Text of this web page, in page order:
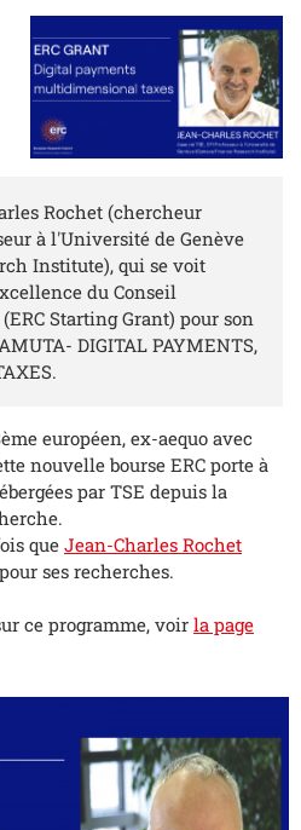
Rochet (chercheur
à l'Université de Genève
Institute), qui se voit
du Conseil
Starting Grant) pour son
DIGITAL PAYMENTS,
européen, ex-aequo avec
nouvelle bourse ERC porte à
par TSE depuis la
que Jean-Charles Rochet
ses recherches.
ce programme, voir la page